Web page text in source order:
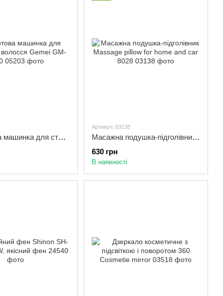
Бездротова машинка для стриження волосся Gemei GM-6050
Артикул: 03138
Масажна подушка-підголівник Massage pillow for home and car 8028
630 грн
В наявності